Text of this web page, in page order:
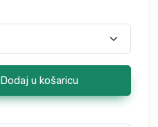
Dodaj u košaricu